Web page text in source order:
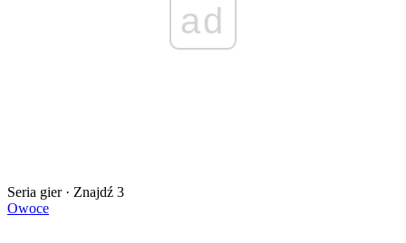
ad
Seria gier · Znajdź 3
Owoce